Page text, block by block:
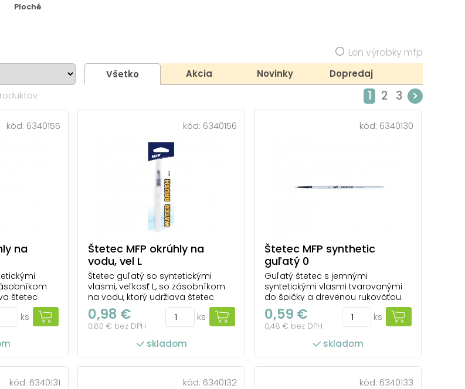
Ploché
Len výrobky mfp
Všetko Akcia Novinky
Dopredaj
1 2 3 >
kód: 6340155
na
štetec
náplň
a je
farbami.
vodou a
ks
kód: 6340156
Štetec MFP okrúhly na
vodu, vel L
Štetec guľatý so syntetickými
vlasmi, veľkosť L, so zásobníkom
na vodu, ktorý udržiava štetec
stále vlhký. Štetec prepúšťa náplň
zo zásobníka do špičky a je
vhodný na maľovanie
akvarelovými a vodovými farbami.
Stačí naplniť zásobník vodou a
môžete tvoriť. Jednoducho
odskrutkujte nádržku a naplňt...
0,98 €
0,80 € bez DPH
ks
skladom
kód: 6340130
Štetec MFP synthetic
guľatý 0
Guľatý štetec s jemnými
syntetickými vlasmi tvarovanými
do špičky a drevenou rukoväťou.
Vďaka syntetickým vláknam sa
farba ľahko rozotiera a dobre drží
tvar. Je menej náchylný na
poškodenie farbami a riedidlami
ako prírodný štetec. Ľahko sa
udržiava v čistote. Vhodný na
použitie v škole, ako aj n...
0,59 €
0,48 € bez DPH
ks
skladom
kód: 6340131 kód: 6340132 kód: 6340133